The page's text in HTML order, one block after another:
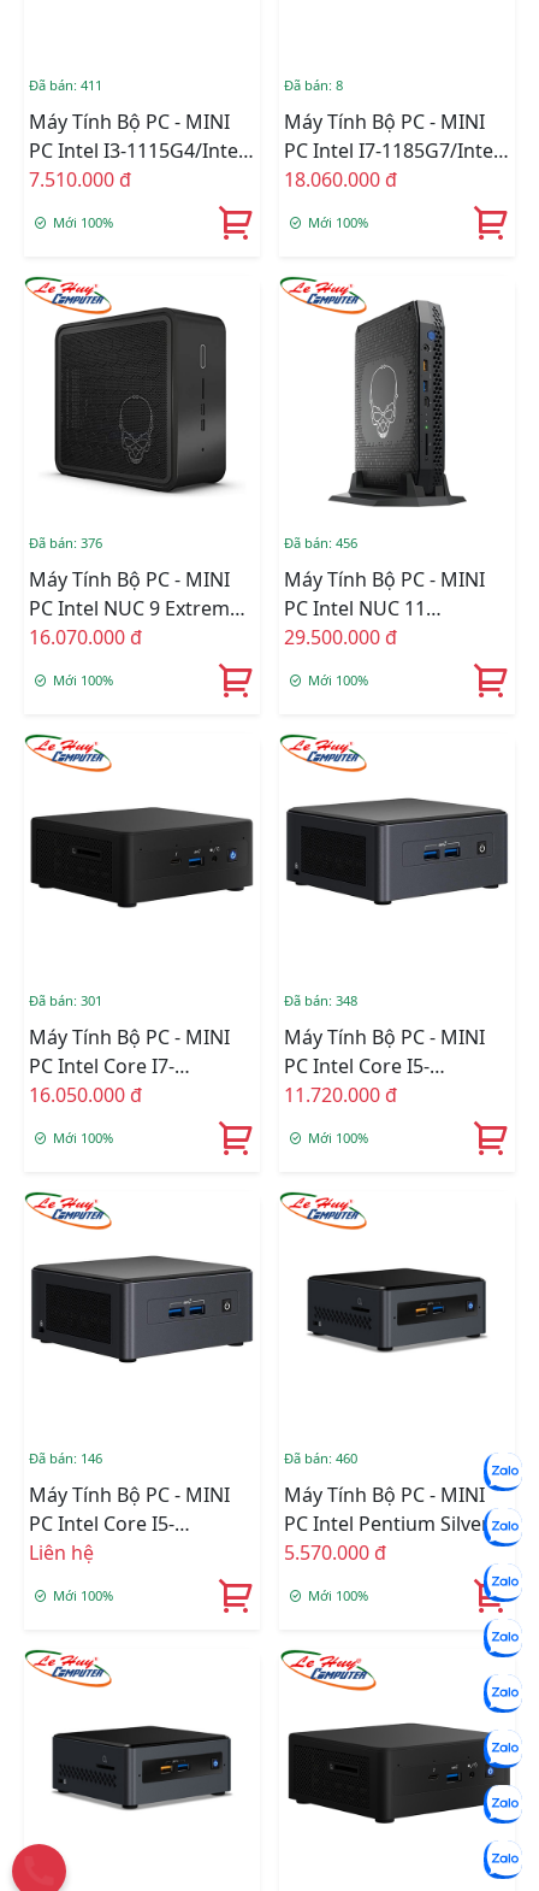
Đã bán: 411
Máy Tính Bộ PC - MINI
PC Intel I3-1115G4/Intel
UHD Graphics/Wifi 6 +
Bluetooth/Ram Option/
Ổ Cứng Option
7.510.000 đ
Mới 100%
Đã bán: 8
Máy Tính Bộ PC - MINI
PC Intel I7-1185G7/Intel
Iris Xe Graphics/Wifi 6 +
Bluetooth/Ram Option/
Ổ Cứng Option
18.060.000 đ
Mới 100%
Đã bán: 376
Máy Tính Bộ PC - MINI
PC Intel NUC 9 Extreme
Kit I5-9300H/Intel UHD
Graphics 630/Wifi 6 +
Bluetooth
16.070.000 đ
Mới 100%
Đã bán: 456
Máy Tính Bộ PC - MINI
PC Intel NUC 11
Enthusiast NUC11PHKi7
L6 I7-1165G7/Intel Iris Xe
Graphics/Wifi +
29.500.000 đ
Mới 100%
Đã bán: 301
Máy Tính Bộ PC - MINI
PC Intel Core I7-
1165G7/Intel Iris Xe
Bluetooth/Ram Option/
(RNUC11PAHi70000)
16.050.000 đ
Mới 100%
Đã bán: 348
Máy Tính Bộ PC - MINI
PC Intel Core I5-
1135G7/Intel Iris Xe
Bluetooth/Ram Option/
(BNUC11TNHI50000)
11.720.000 đ
Mới 100%
Đã bán: 146
Máy Tính Bộ PC - MINI
PC Intel Core I5-
1135G7/Intel Iris Xe
Bluetooth/Ram Option/
(BNUC11TNHI50Z00)
Liên hệ
Mới 100%
Đã bán: 460
Máy Tính Bộ PC - MINI
PC Intel Pentium Silver
J5005/Intel UHD
Option/Ổ Cứng
Option/Wifi/Bluetooth
(NUC7PJYHN2)
5.570.000 đ
Mới 100%